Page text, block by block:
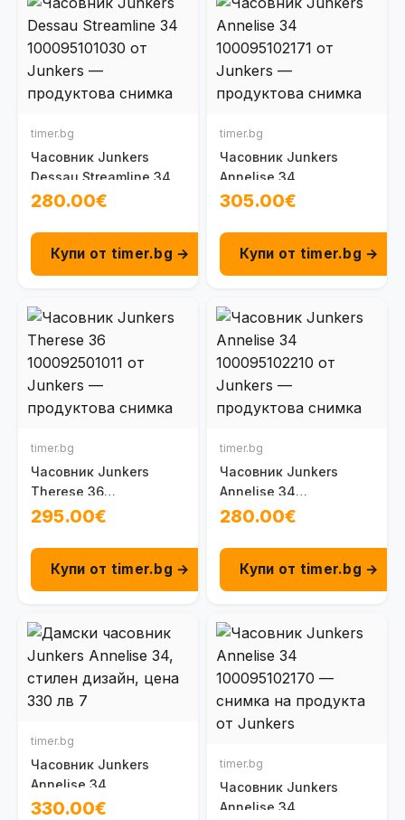
timer.bg
Часовник Junkers
Dessau Streamline 34
100095101030
280.00€
Купи от timer.bg →
timer.bg
Часовник Junkers
Annelise 34
100095102171
305.00€
Купи от timer.bg →
timer.bg
Часовник Junkers
Therese 36
100092501011
295.00€
Купи от timer.bg →
timer.bg
Часовник Junkers
Annelise 34
100095102210
280.00€
Купи от timer.bg →
timer.bg
Часовник Junkers
Annelise 34
100096102161
330.00€
timer.bg
Часовник Junkers
Annelise 34